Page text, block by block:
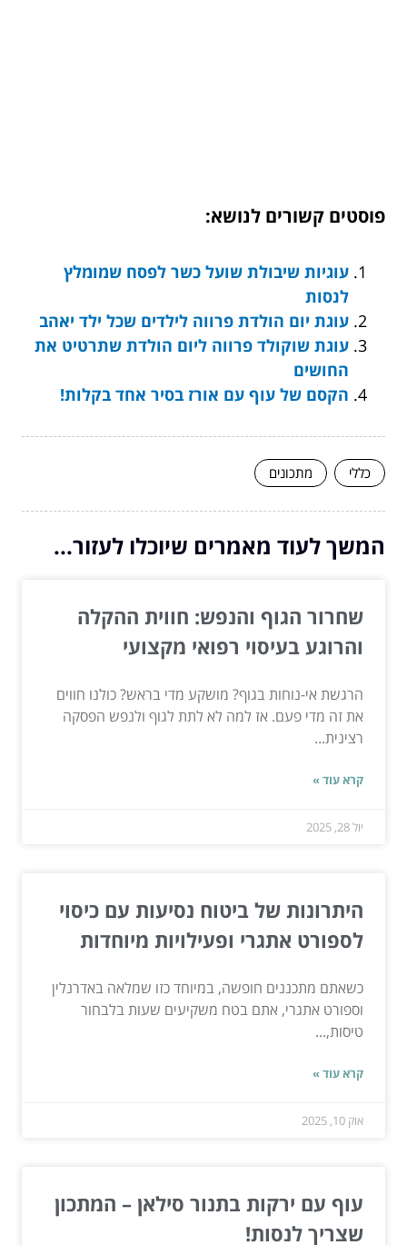
פוסטים קשורים לנושא:
עוגיות שיבולת שועל כשר לפסח שמומלץ
לנסות
עוגת יום הולדת פרווה לילדים שכל ילד יאהב
עוגת שוקולד פרווה ליום הולדת שתרטיט את
החושים
הקסם של עוף עם אורז בסיר אחד בקלות!
כללי מתכונים
המשך לעוד מאמרים שיוכלו לעזור...
שחרור הגוף והנפש: חווית ההקלה
והרוגע בעיסוי רפואי מקצועי
הרגשת אי-נוחות בגוף? מושקע מדי בראש? כולנו חווים
את זה מדי פעם. אז למה לא לתת לגוף ולנפש הפסקה
רצינית...
קרא עוד »
יול 28, 2025
היתרונות של ביטוח נסיעות עם כיסוי
לספורט אתגרי ופעילויות מיוחדות
כשאתם מתכננים חופשה, במיוחד כזו שמלאה באדרנלין
וספורט אתגרי, אתם בטח משקיעים שעות בלבחור
טיסות,...
קרא עוד »
אוק 10, 2025
עוף עם ירקות בתנור סילאן – המתכון
שצריך לנסות!